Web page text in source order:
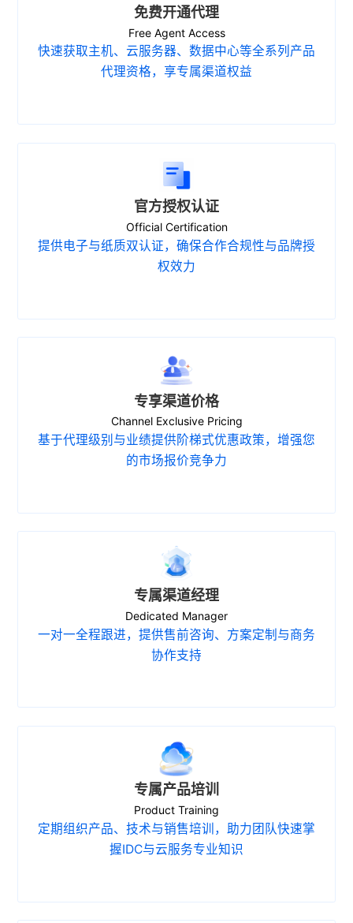
免费开通代理
Free Agent Access
快速获取主机、云服务器、数据中心等全系列产品
代理资格，享专属渠道权益
官方授权认证
Official Certification
提供电子与纸质双认证，确保合作合规性与品牌授
权效力
专享渠道价格
Channel Exclusive Pricing
基于代理级别与业绩提供阶梯式优惠政策，增强您
的市场报价竞争力
专属渠道经理
Dedicated Manager
一对一全程跟进，提供售前咨询、方案定制与商务
协作支持
专属产品培训
Product Training
定期组织产品、技术与销售培训，助力团队快速掌
握IDC与云服务专业知识